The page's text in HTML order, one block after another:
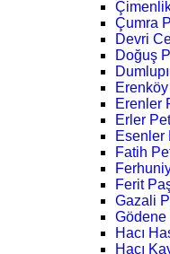
Çumra
Devri
Doğuş
Erenler
Erler
Esenler
Fatih
Ferit
Gazali
Gödene
Hacı
Hacı